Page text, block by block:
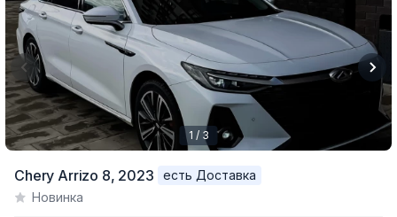
of
1 / 3
Chery Arrizo 8, 2023
есть Доставка
Новинка